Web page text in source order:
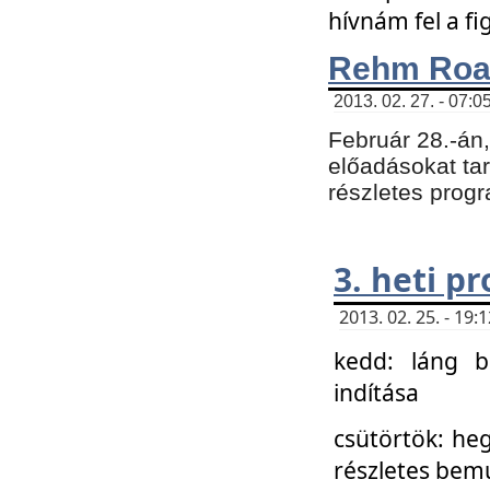
hívnám fel a
Rehm
2013. 02. 27. -
Február 28.-
előadásokat
részletes
3. heti
2013. 02. 25. -
kedd: láng
indítása
csütörtök:
részletes